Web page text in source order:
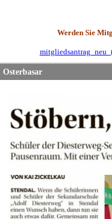
Werden Sie
Osterbasar